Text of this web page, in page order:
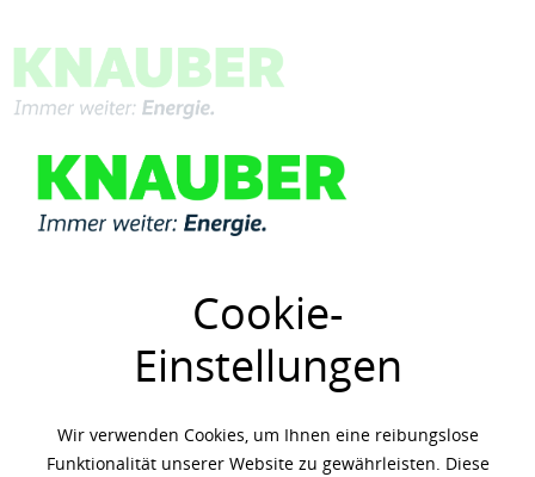
Cookie-
Einstellungen
Wir verwenden Cookies, um Ihnen eine reibungslose
Funktionalität unserer Website zu gewährleisten. Diese
Menü
Übersicht Shell PANOLIN